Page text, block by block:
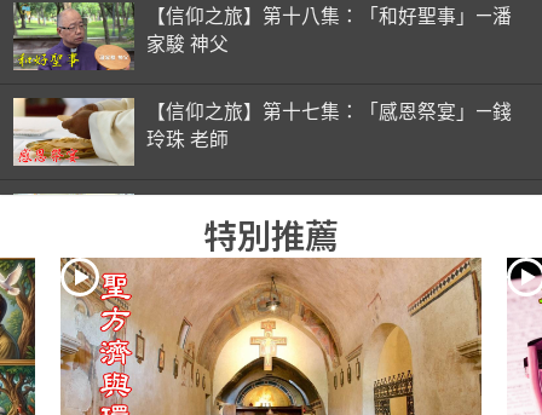
【信仰之旅】第十八集：「和好聖事」—潘
家駿 神父
【信仰之旅】第十七集：「感恩祭宴」—錢
玲珠 老師
錢玲珠 老師
【信仰之旅】第十五集：「入門聖事」—錢
玲珠 老師
【信仰之旅】第十四集：「天主十誡(下)」
特別推薦